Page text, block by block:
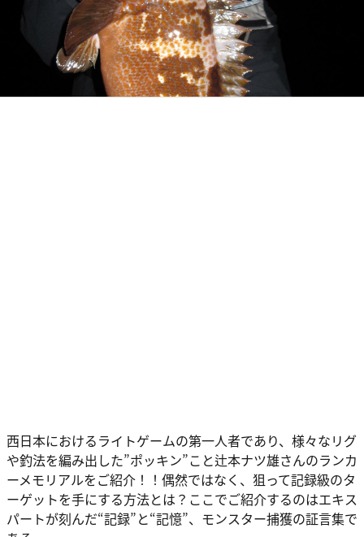
西日本におけるライトゲームの第一人者であり、様々なリグ
や釣法を編み出した”ポッキン”こと辻本ナツ雄さんのランカ
ーメモリアルをご紹介！！偶然ではなく、狙って記録級のタ
ーゲットを手にする方法とは？ここでご紹介するのはエキス
パートが刻んだ“記録”と“記憶”、モンスター捕獲の証言集で